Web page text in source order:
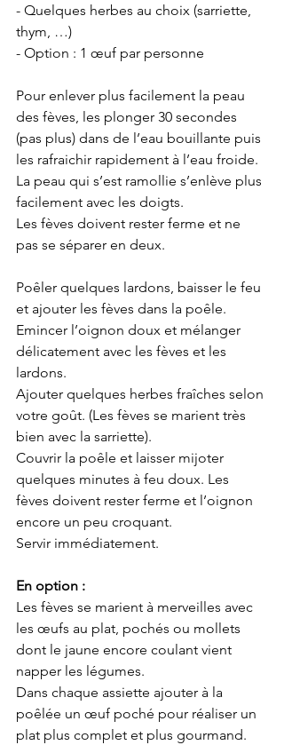
- Quelques herbes au choix (sarriette,
thym, …)
- Option : 1 œuf par personne
Pour enlever plus facilement la peau
des fèves, les plonger 30 secondes
(pas plus) dans de l’eau bouillante puis
les rafraichir rapidement à l’eau froide.
La peau qui s’est ramollie s’enlève plus
facilement avec les doigts.
Les fèves doivent rester ferme et ne
pas se séparer en deux.
Poêler quelques lardons, baisser le feu
et ajouter les fèves dans la poêle.
Emincer l’oignon doux et mélanger
délicatement avec les fèves et les
lardons.
Ajouter quelques herbes fraîches selon
votre goût. (Les fèves se marient très
bien avec la sarriette).
Couvrir la poêle et laisser mijoter
quelques minutes à feu doux. Les
fèves doivent rester ferme et l’oignon
encore un peu croquant.
Servir immédiatement.
En option :
Les fèves se marient à merveilles avec
les œufs au plat, pochés ou mollets
dont le jaune encore coulant vient
napper les légumes.
Dans chaque assiette ajouter à la
poêlée un œuf poché pour réaliser un
plat plus complet et plus gourmand.